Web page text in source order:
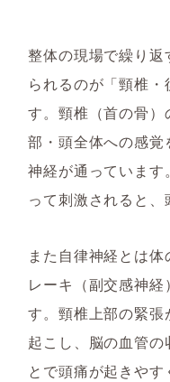
整体の現場で繰り
られるのが「頸椎
す。頸椎（首の骨
部・頭全体への感
神経が通っています
って刺激されると、
また自律神経とは
レーキ（副交感神
す。頸椎上部の緊張
起こし、脳の血管の
とで頭痛が起きや